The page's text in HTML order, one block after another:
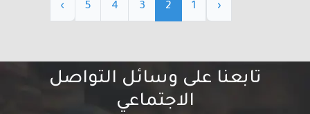
‹
1
2
3
4
5
›
تابعنا على وسائل التواصل
الاجتماعي